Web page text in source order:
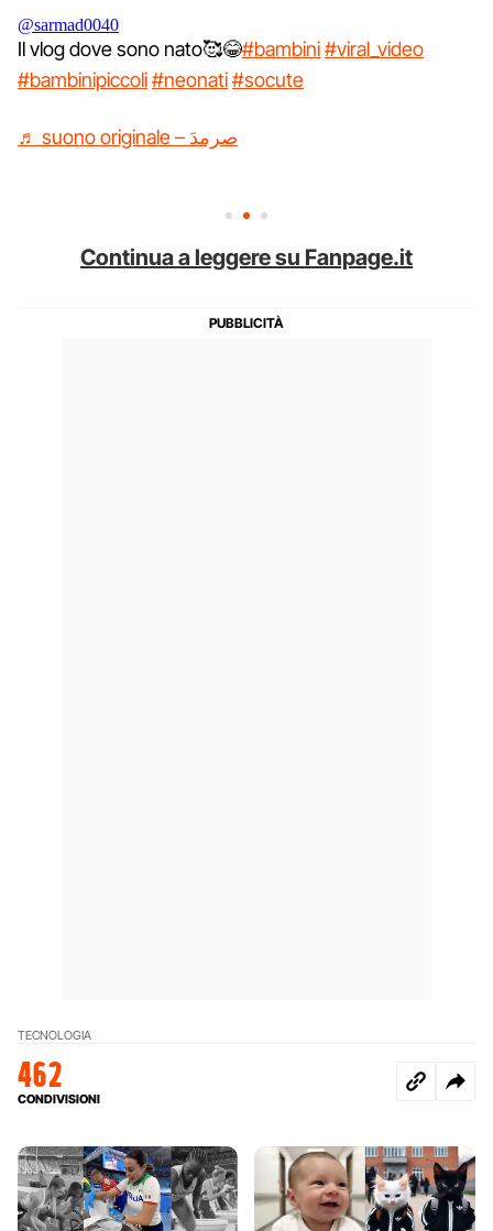
@sarmad0040
Il vlog dove sono nato🥰😂#bambini#viral_video
#bambinipiccoli#neonati#socute
♬ suono originale – صرمدَ
Continua a leggere su Fanpage.it
TECNOLOGIA
462
CONDIVISIONI